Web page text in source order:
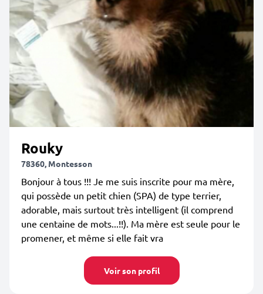
Rouky
78360, Montesson
Bonjour à tous !!! Je me suis inscrite pour ma mère,
qui possède un petit chien (SPA) de type terrier,
adorable, mais surtout très intelligent (il comprend
une centaine de mots...!!). Ma mère est seule pour le
promener, et même si elle fait vra
Voir son profil